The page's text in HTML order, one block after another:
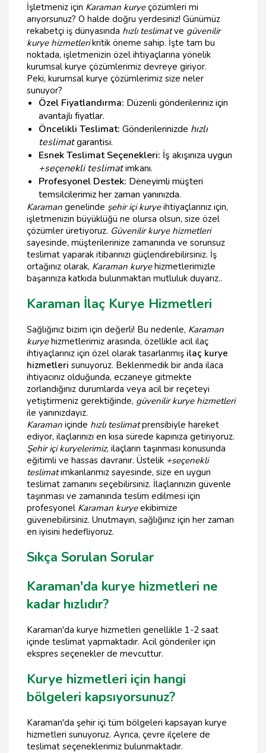
İşletmeniz için Karaman kuryeçözümleri mi
arıyorsunuz? O halde doğru yerdesiniz! Günümüz
rekabetçi iş dünyasında hızlı teslimatve güvenilir
kurye hizmetlerikritik öneme sahip. İşte tam bu
noktada, işletmenizin özel ihtiyaçlarına yönelik
kurumsal kurye çözümlerimiz devreye giriyor.
Peki, kurumsal kurye çözümlerimiz size neler
sunuyor?
Özel Fiyatlandırma: Düzenli gönderileriniz için
avantajlı fiyatlar.
Öncelikli Teslimat: Gönderilerinizde hızlı
teslimatgarantisi.
Esnek Teslimat Seçenekleri: İş akışınıza uygun
+seçenekli teslimatimkanı.
Profesyonel Destek: Deneyimli müşteri
temsilcilerimiz her zaman yanınızda.
Karaman genelinde şehir içi kuryeihtiyaçlarınız için,
işletmenizin büyüklüğü ne olursa olsun, size özel
çözümler üretiyoruz. Güvenilir kurye hizmetleri
sayesinde, müşterilerinize zamanında ve sorunsuz
teslimat yaparak itibarınızı güçlendirebilirsiniz. İş
ortağınız olarak, Karaman kuryehizmetlerimizle
başarınıza katkıda bulunmaktan mutluluk duyarız..
Karaman İlaç Kurye Hizmetleri
Sağlığınız bizim için değerli! Bu nedenle, Karaman
kuryehizmetlerimiz arasında, özellikle acil ilaç
ihtiyaçlarınız için özel olarak tasarlanmış ilaç kurye
hizmetleri sunuyoruz. Beklenmedik bir anda ilaca
ihtiyacınız olduğunda, eczaneye gitmekte
zorlandığınız durumlarda veya acil bir reçeteyi
yetiştirmeniz gerektiğinde, güvenilir kurye hizmetleri
ile yanınızdayız.
Karaman içinde hızlı teslimatprensibiyle hareket
ediyor, ilaçlarınızı en kısa sürede kapınıza getiriyoruz.
Şehir içi kuryelerimiz, ilaçların taşınması konusunda
eğitimli ve hassas davranır. Üstelik +seçenekli
teslimatimkanlarımız sayesinde, size en uygun
teslimat zamanını seçebilirsiniz. İlaçlarınızın güvenle
taşınması ve zamanında teslim edilmesi için
profesyonel Karaman kuryeekibimize
güvenebilirsiniz. Unutmayın, sağlığınız için her zaman
en iyisini hedefliyoruz.
Sıkça Sorulan Sorular
Karaman'da kurye hizmetleri ne
kadar hızlıdır?
Karaman'da kurye hizmetleri genellikle 1-2 saat
içinde teslimat yapmaktadır. Acil gönderiler için
ekspres seçenekler de mevcuttur.
Kurye hizmetleri için hangi
bölgeleri kapsıyorsunuz?
Karaman'da şehir içi tüm bölgeleri kapsayan kurye
hizmetleri sunuyoruz. Ayrıca, çevre ilçelere de
teslimat seçeneklerimiz bulunmaktadır.